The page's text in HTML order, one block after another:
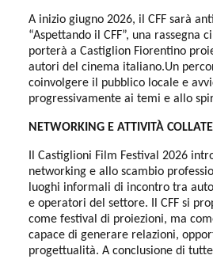
A inizio giugno 2026, il CFF sarà
“Aspettando il CFF”, una rassegna
porterà a Castiglion Fiorentino
autori del cinema italiano.Un
coinvolgere il pubblico locale e
progressivamente ai temi e allo
NETWORKING E ATTIVITÀ
Il Castiglioni Film Festival 2026
networking e allo scambio
luoghi informali di incontro tra
e operatori del settore. Il CFF si
come festival di proiezioni, ma
capace di generare relazioni,
progettualità. A conclusione di